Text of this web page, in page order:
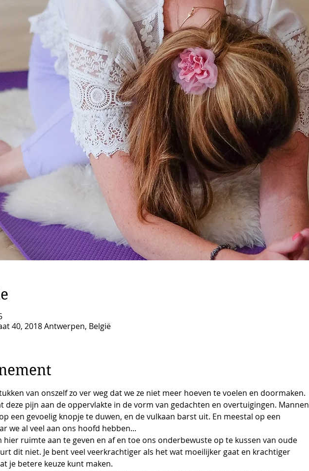
40, 2018 Antwerpen, België
van onszelf zo ver weg dat we ze niet meer hoeven te voelen en doormaken.
deze pijn aan de oppervlakte in de vorm van gedachten en overtuigingen. Mannen
een gevoelig knopje te duwen, en de vulkaan barst uit. En meestal op een
we al veel aan ons hoofd hebben...
dit niet. Je bent veel veerkrachtiger als het wat moeilijker gaat en krachtiger
je betere keuze kunt maken.